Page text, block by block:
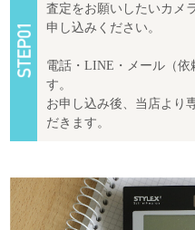
査定をお願いしたいカメ
申し込みください。
電話・LINE・メール（依
す。
お申し込み後、当店より
だきます。